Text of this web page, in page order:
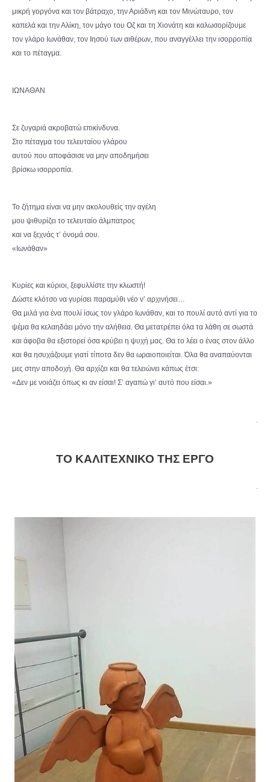
μικρή γοργόνα και τον βάτραχο, την Αριάδνη και τον Μινώταυρο, τον
καπελά και την Αλίκη, τον μάγο του Οζ και τη Χιονάτη και καλωσορίζουμε
τον γλάρο Ιωνάθαν, τον Ιησού των αιθέρων, που αναγγέλλει την ισορροπία
και το πέταγμα.
ΙΩΝΑΘΑΝ
Σε ζυγαριά ακροβατώ επικίνδυνα.
Στο πέταγμα του τελευταίου γλάρου
αυτού που αποφάσισε να μην αποδημήσει
βρίσκω ισορροπία.
Το ζήτημα είναι να μην ακολουθείς την αγέλη
μου ψιθυρίζει το τελευταίο άλμπατρος
και να ξεχνάς τ’ όνομά σου.
«Ιωνάθαν»
Κυρίες και κύριοι, ξεφυλλίστε την κλωστή!
Δώστε κλότσο να γυρίσει παραμύθι νέο ν’ αρχινήσει…
Θα μιλά για ένα πουλί ίσως τον γλάρο Ιωνάθαν, και το πουλί αυτό αντί για το
ψέμα θα κελαηδάει μόνο την αλήθεια. Θα μετατρέπει όλα τα λάθη σε σωστά
και άφοβα θα εξιστορεί όσα κρύβει η ψυχή μας. Θα το λέει ο ένας στον άλλο
και θα ησυχάζουμε γιατί τίποτα δεν θα ωραιοποιείται. Όλα θα αναπαύονται
μες στην αποδοχή. Θα αρχίζει και θα τελειώνει κάπως έτσι:
«Δεν με νοιάζει όπως κι αν είσαι! Σ’ αγαπώ γι’ αυτό που είσαι.»
.
ΤΟ ΚΑΛΙΤΕΧΝΙΚΟ ΤΗΣ ΕΡΓΟ
.